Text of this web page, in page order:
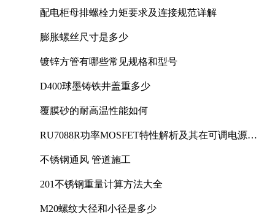
配电柜母排螺栓力矩要求及连接规范详解
膨胀螺丝尺寸是多少
镀锌方管有哪些常见规格和型号
D400球墨铸铁井盖重多少
覆膜砂的耐高温性能如何
RU7088R功率MOSFET特性解析及其在可调电源设
不锈钢通风 管道施工
201不锈钢重量计算方法大全
M20螺纹大径和小径是多少